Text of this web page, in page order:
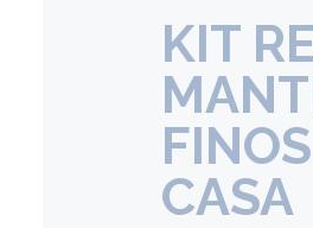
KIT
CASA